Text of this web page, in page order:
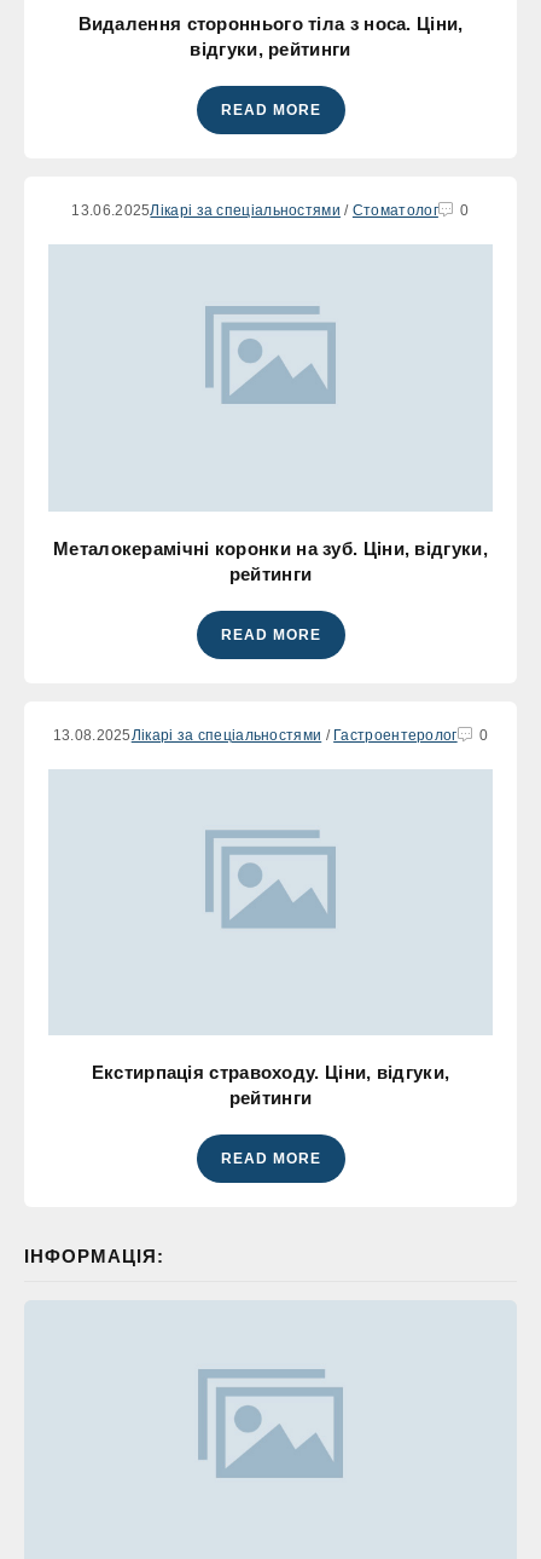
Видалення стороннього тіла з носа. Ціни,
відгуки, рейтинги
READ MORE
13.06.2025Лікарі за спеціальностями / Стоматолог 0
Металокерамічні коронки на зуб. Ціни, відгуки,
рейтинги
READ MORE
13.08.2025 Лікарі за спеціальностями / Гастроентеролог 0
Екстирпація стравоходу. Ціни, відгуки,
рейтинги
READ MORE
ІНФОРМАЦІЯ: